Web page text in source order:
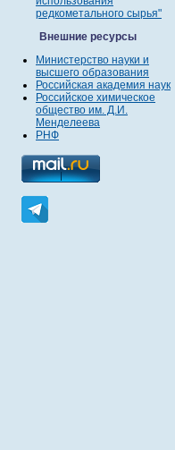
редкометального сырья"
Внешние ресурсы
Министерство науки и
высшего образования
Российская академия наук
Российское химическое
общество им. Д.И.
Менделеева
РНФ